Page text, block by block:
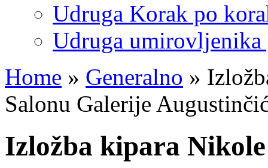
Udruga Korak po
Udruga umirovljenika
Home » Generalno »
Salonu Galerije
Izložba kipara